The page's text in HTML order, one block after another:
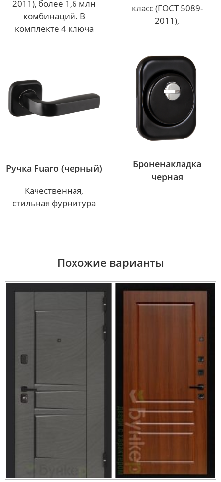
2011), более 1,6 млн
комбинаций. В
комплекте 4 ключа
класс (ГОСТ 5089-
2011),
Ручка Fuaro (черный)
Качественная,
стильная фурнитура
Броненакладка
черная
Похожие варианты